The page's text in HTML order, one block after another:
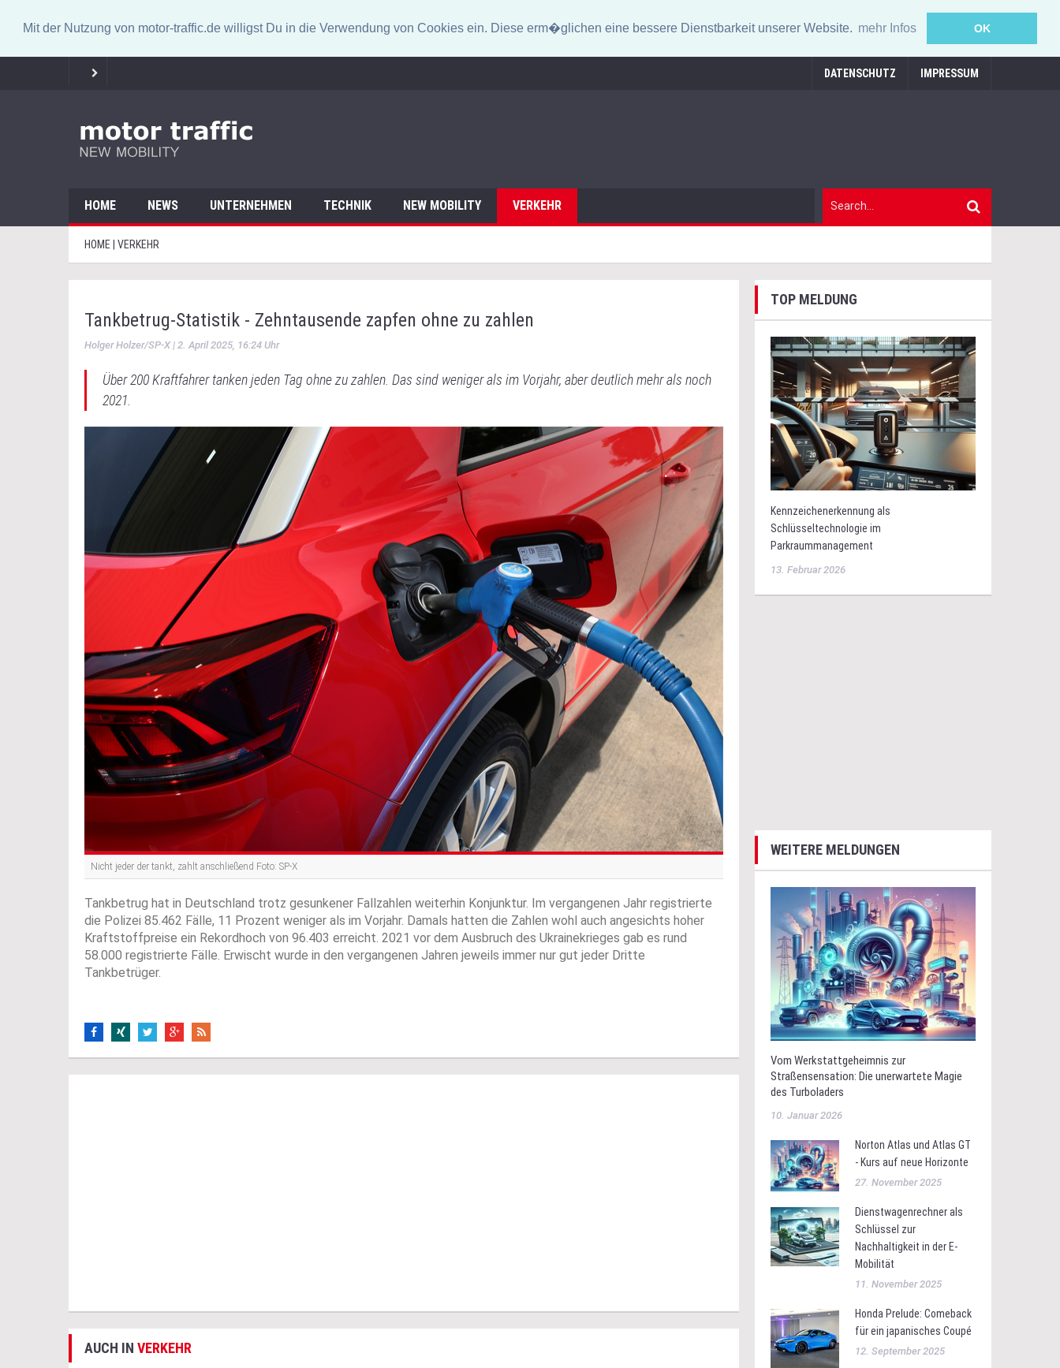
Mit der Nutzung von motor-traffic.de willigst Du in die Verwendung von Cookies ein. Diese erm�glichen eine bessere Dienstbarkeit unserer Website. mehr Infos OK
DATENSCHUTZ IMPRESSUM
HOME NEWS UNTERNEHMEN TECHNIK NEW MOBILITY VERKEHR
HOME | VERKEHR
Tankbetrug-Statistik - Zehntausende zapfen ohne zu zahlen
Holger Holzer/SP-X | 2. April 2025, 16:24 Uhr
Über 200 Kraftfahrer tanken jeden Tag ohne zu zahlen. Das sind weniger als im Vorjahr, aber deutlich mehr als noch
2021.
Nicht jeder der tankt, zahlt anschließend Foto: SP-X
Tankbetrug hat in Deutschland trotz gesunkener Fallzahlen weiterhin Konjunktur. Im vergangenen Jahr registrierte
die Polizei 85.462 Fälle, 11 Prozent weniger als im Vorjahr. Damals hatten die Zahlen wohl auch angesichts hoher
Kraftstoffpreise ein Rekordhoch von 96.403 erreicht. 2021 vor dem Ausbruch des Ukrainekrieges gab es rund
58.000 registrierte Fälle. Erwischt wurde in den vergangenen Jahren jeweils immer nur gut jeder Dritte
Tankbetrüger.
AUCH IN VERKEHR
TOP MELDUNG
Kennzeichenerkennung als
Schlüsseltechnologie im
Parkraummanagement
13. Februar 2026
WEITERE MELDUNGEN
Vom Werkstattgeheimnis zur
Straßensensation: Die unerwartete Magie
des Turboladers
10. Januar 2026
Norton Atlas und Atlas GT
- Kurs auf neue Horizonte
27. November 2025
Dienstwagenrechner als
Schlüssel zur
Nachhaltigkeit in der E-
Mobilität
11. November 2025
Honda Prelude: Comeback
für ein japanisches Coupé
12. September 2025